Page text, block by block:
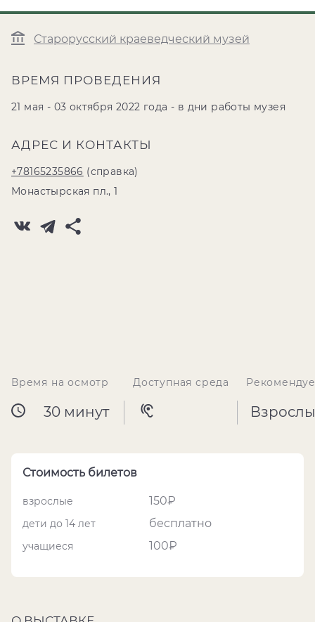
Старорусский краеведческий музей
ВРЕМЯ ПРОВЕДЕНИЯ
21 мая - 03 октября 2022 года - в дни работы музея
АДРЕС И КОНТАКТЫ
+78165235866 (справка)
Монастырская пл., 1
Время на осмотр
30 минут
Доступная среда
Стоимость билетов
взрослые 150₽
дети до 14 лет бесплатно
учащиеся 100₽